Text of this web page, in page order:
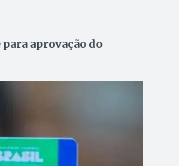
aprovação do